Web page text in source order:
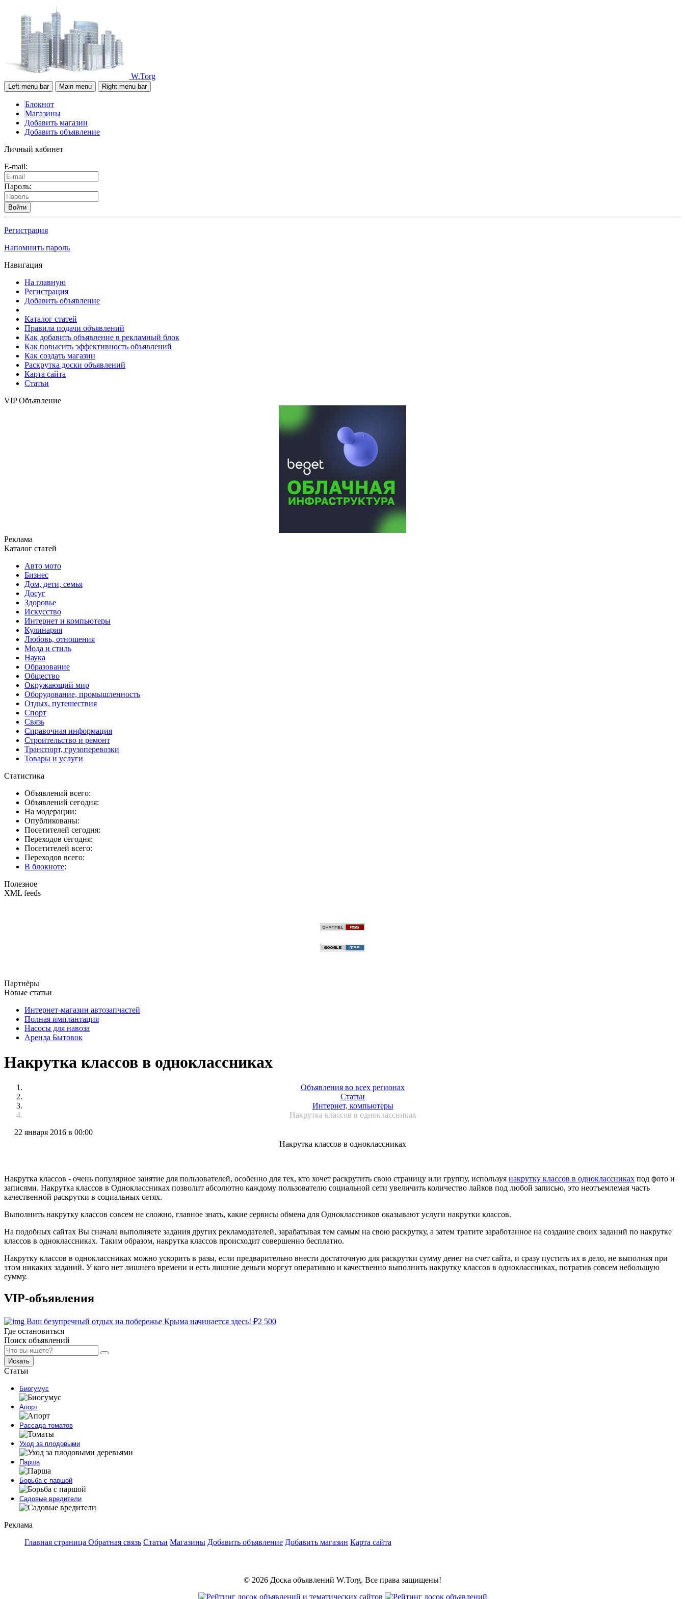
W.Torg
Left menu bar Main menu Right menu bar
Блокнот
Магазины
Добавить магазин
Добавить объявление
Личный кабинет
E-mail:
Пароль:
Войти
Регистрация
Напомнить пароль
Навигация
На главную
Регистрация
Добавить объявление
Каталог статей
Правила подачи объявлений
Как добавить объявление в рекламный блок
Как повысить эффективность объявлений
Как создать магазин
Раскрутка доски объявлений
Карта сайта
Статьи
VIP Объявление
Реклама
Каталог статей
Авто мото
Бизнес
Дом, дети, семья
Досуг
Здоровье
Искусство
Интернет и компьютеры
Кулинария
Любовь, отношения
Мода и стиль
Наука
Образование
Общество
Окружающий мир
Оборудование, промышленность
Отдых, путешествия
Спорт
Связь
Справочная информация
Строительство и ремонт
Транспорт, грузоперевозки
Товары и услуги
Статистика
Объявлений всего:
Объявлений сегодня:
На модерации:
Опубликованы:
Посетителей сегодня:
Переходов сегодня:
Посетителей всего:
Переходов всего:
В блокноте:
Полезное
XML feeds
Партнёры
Новые статьи
Интернет-магазин автозапчастей
Полная имплантация
Насосы для навоза
Аренда Бытовок
Накрутка классов в одноклассниках
Объявления во всех регионах
Статьи
Интернет, компьютеры
Накрутка классов в одноклассниках
22 января 2016 в 00:00
Накрутка классов в одноклассниках
Накрутка классов - очень популярное занятие для пользователей, особенно для тех, кто хочет раскрутить свою страницу или группу, используя накрутку классов в одноклассниках под фото и
записями. Накрутка классов в Одноклассниках позволит абсолютно каждому пользователю социальной сети увеличить количество лайков под любой записью, это неотъемлемая часть
качественной раскрутки в социальных сетях.
Выполнить накрутку классов совсем не сложно, главное знать, какие сервисы обмена для Одноклассников оказывают услуги накрутки классов.
На подобных сайтах Вы сначала выполняете задания других рекламодателей, зарабатывая тем самым на свою раскрутку, а затем тратите заработанное на создание своих заданий по накрутке
классов в одноклассниках. Таким образом, накрутка классов происходит совершенно бесплатно.
Накрутку классов в одноклассниках можно ускорить в разы, если предварительно внести достаточную для раскрутки сумму денег на счет сайта, и сразу пустить их в дело, не выполняя при
этом никаких заданий. У кого нет лишнего времени и есть лишние деньги моргут оперативно и качественно выполнить накрутку классов в одноклассниках, потратив совсем небольшую
сумму.
VIP-объявления
Ваш безупречный отдых на побережье Крыма начинается здесь! ₽2 500
Где остановиться
Поиск объявлений
Искать
Статьи
Биогумус
Апорт
Рассада томатов
Уход за плодовыми
Парша
Борьба с паршой
Садовые вредители
Реклама
Главная страница Обратная связь Статьи Магазины Добавить объявление Добавить магазин Карта сайта
© 2026 Доска объявлений W.Torg. Все права защищены!